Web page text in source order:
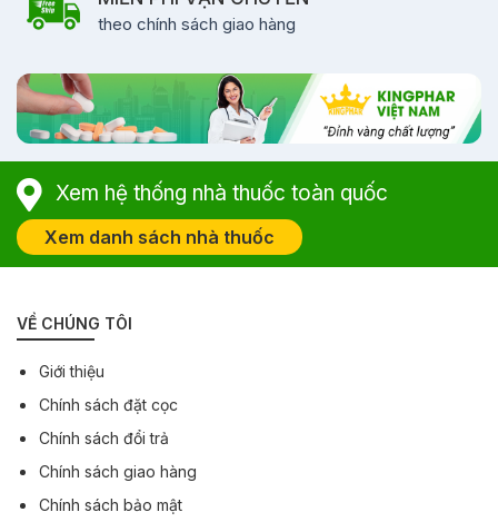
theo chính sách giao hàng
Xem hệ thống nhà thuốc toàn quốc
Xem danh sách nhà thuốc
VỀ CHÚNG TÔI
Giới thiệu
Chính sách đặt cọc
Chính sách đổi trả
Chính sách giao hàng
Chính sách bảo mật